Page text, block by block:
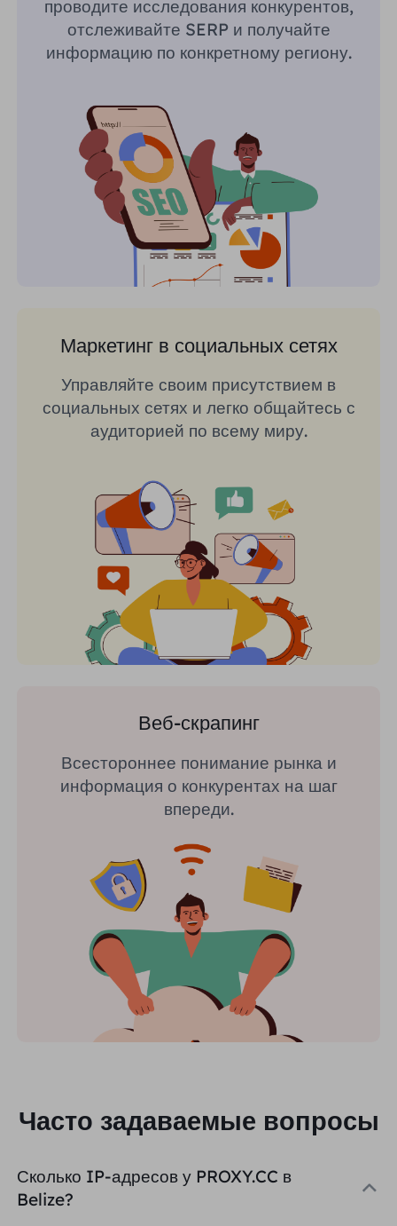
проводите исследования конкурентов,
отслеживайте SERP и получайте
информацию по конкретному региону.
Маркетинг в социальных сетях
Управляйте своим присутствием в
социальных сетях и легко общайтесь с
аудиторией по всему миру.
Веб-скрапинг
Всестороннее понимание рынка и
информация о конкурентах на шаг
впереди.
Часто задаваемые вопросы
Сколько IP-адресов у PROXY.CC в
Belize?